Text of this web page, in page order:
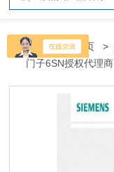
当前位置：首页 >
门子6SN授权代理商